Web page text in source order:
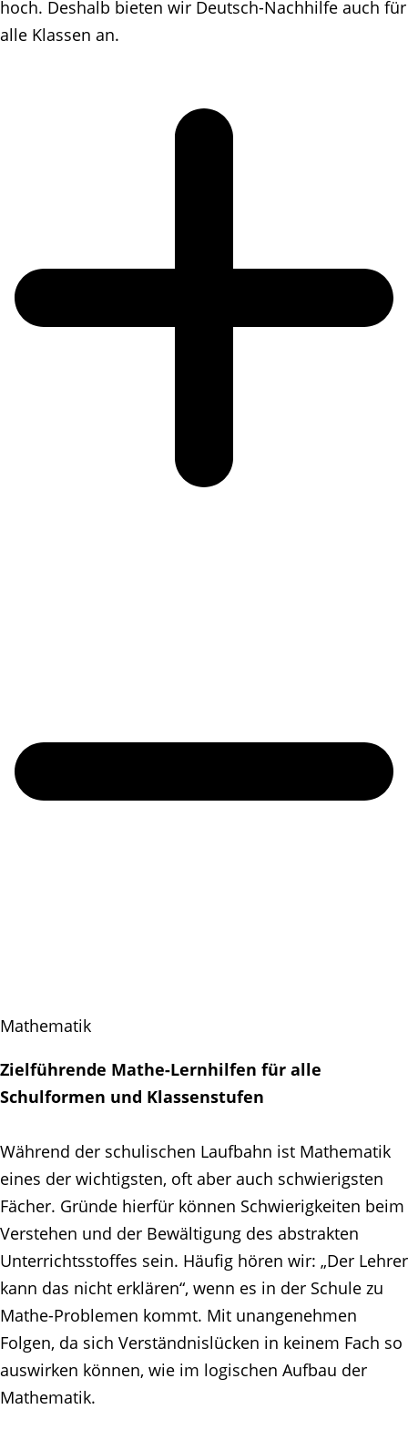
hoch. Deshalb bieten wir Deutsch-Nachhilfe auch für
alle Klassen an.
Mathematik
Zielführende Mathe-Lernhilfen für alle
Schulformen und Klassenstufen
Während der schulischen Laufbahn ist Mathematik
eines der wichtigsten, oft aber auch schwierigsten
Fächer. Gründe hierfür können Schwierigkeiten beim
Verstehen und der Bewältigung des abstrakten
Unterrichtsstoffes sein. Häufig hören wir: „Der Lehrer
kann das nicht erklären“, wenn es in der Schule zu
Mathe-Problemen kommt. Mit unangenehmen
Folgen, da sich Verständnislücken in keinem Fach so
auswirken können, wie im logischen Aufbau der
Mathematik.